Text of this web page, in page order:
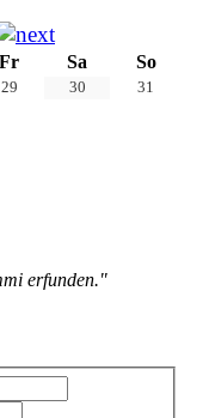
Fr Sa So
29 30 31
erfunden."